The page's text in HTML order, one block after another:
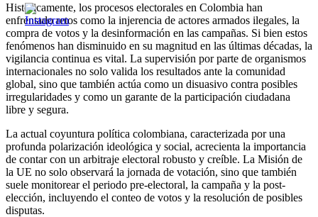
Históricamente, los procesos electorales en Colombia han
enfrentado retos como la injerencia de actores armados ilegales, la
compra de votos y la desinformación en las campañas. Si bien estos
fenómenos han disminuido en su magnitud en las últimas décadas, la
vigilancia continua es vital. La supervisión por parte de organismos
internacionales no solo valida los resultados ante la comunidad
global, sino que también actúa como un disuasivo contra posibles
irregularidades y como un garante de la participación ciudadana
libre y segura.
La actual coyuntura política colombiana, caracterizada por una
profunda polarización ideológica y social, acrecienta la importancia
de contar con un arbitraje electoral robusto y creíble. La Misión de
la UE no solo observará la jornada de votación, sino que también
suele monitorear el periodo pre-electoral, la campaña y la post-
elección, incluyendo el conteo de votos y la resolución de posibles
disputas.